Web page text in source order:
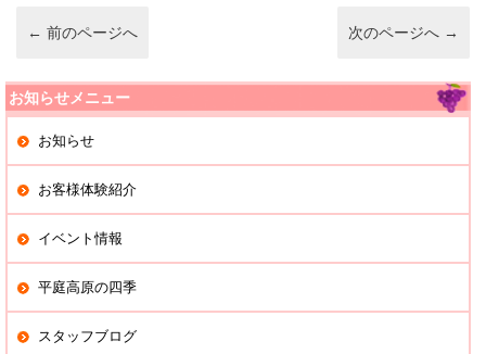
k
← 前のページへ 次のページへ →
お知らせメニュー
お知らせ
お客様体験紹介
イベント情報
平庭高原の四季
スタッフブログ